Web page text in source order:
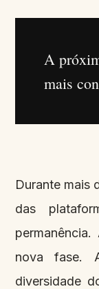
A
mais
Durante mais
das
nova fase.
diversidade